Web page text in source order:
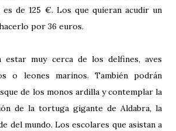
es de 125 €. Los que quieran acudir un
por 36 euros.
estar muy cerca de los delfines, aves
o leones marinos. También podrán
de los monos ardilla y contemplar la
de la tortuga gigante de Aldabra, la
del mundo. Los escolares que asistan a